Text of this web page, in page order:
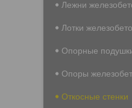
Лежни
Лотки
Опорные
Опоры
Откосные стенки